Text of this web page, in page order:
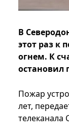
В
этот раз к
огнем. К
остановил
Пожар
лет,
телеканала